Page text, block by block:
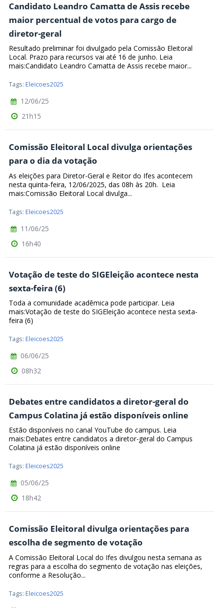
Candidato Leandro Camatta de Assis recebe
maior percentual de votos para cargo de
diretor-geral
Resultado preliminar foi divulgado pela Comissão Eleitoral
Local. Prazo para recursos vai até 16 de junho. Leia
mais:Candidato Leandro Camatta de Assis recebe maior...
Tags: Eleicoes2025
12/06/25
21h15
Comissão Eleitoral Local divulga orientações
para o dia da votação
As eleições para Diretor-Geral e Reitor do Ifes acontecem
nesta quinta-feira, 12/06/2025, das 08h às 20h. Leia
mais:Comissão Eleitoral Local divulga...
Tags: Eleicoes2025
11/06/25
16h40
Votação de teste do SIGEleição acontece nesta
sexta-feira (6)
Toda a comunidade acadêmica pode participar. Leia
mais:Votação de teste do SIGEleição acontece nesta sexta-
feira (6)
Tags: Eleicoes2025
06/06/25
08h32
Debates entre candidatos a diretor-geral do
Campus Colatina já estão disponíveis online
Estão disponíveis no canal YouTube do campus. Leia
mais:Debates entre candidatos a diretor-geral do Campus
Colatina já estão disponíveis online
Tags: Eleicoes2025
05/06/25
18h42
Comissão Eleitoral divulga orientações para
escolha de segmento de votação
A Comissão Eleitoral Local do Ifes divulgou nesta semana as
regras para a escolha do segmento de votação nas eleições,
conforme a Resolução...
Tags: Eleicoes2025